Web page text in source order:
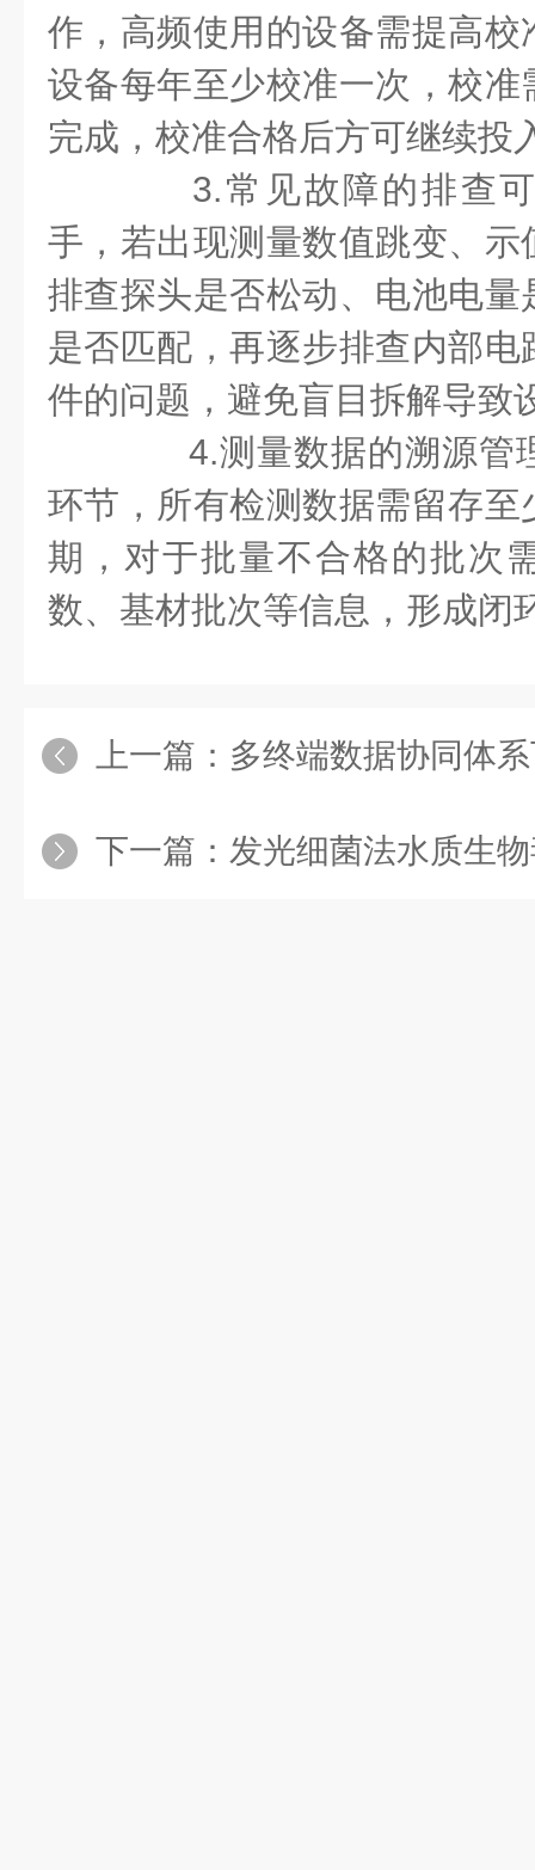
作，高频使用的设备需提高
设备每年至少校准一次，校
完成，校准合格后方可继续投
3.常见故障的排查可
手，若出现测量数值跳变、
排查探头是否松动、电池电
是否匹配，再逐步排查内部
件的问题，避免盲目拆解导致
4.测量数据的溯源管
环节，所有检测数据需留存
期，对于批量不合格的批次
数、基材批次等信息，形成闭
上一篇： 多终端数据协同体系下手持式土
下一篇： 发光细菌法水质生物毒性测试仪全